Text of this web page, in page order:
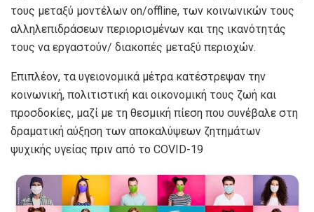
τους μεταξύ μοντέλων on/offline, των κοινωνικών τους
αλληλεπιδράσεων περιορισμένων και της ικανότητάς
τους να εργαστούν/ διακοπές μεταξύ περιοχών.
Επιπλέον, τα υγειονομικά μέτρα κατέστρεψαν την
κοινωνική, πολιτιστική και οικονομική τους ζωή και
προσδοκίες, μαζί με τη θεσμική πίεση που συνέβαλε στη
δραματική αύξηση των αποκαλύψεων ζητημάτων
ψυχικής υγείας πριν από το COVID-19